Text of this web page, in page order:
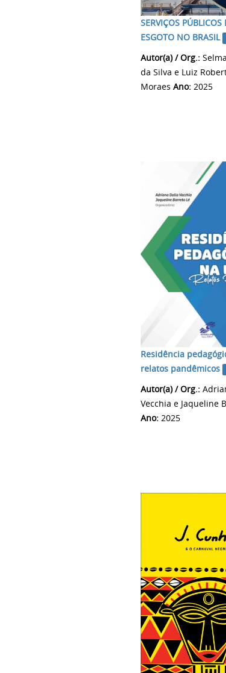
SERVIÇOS PÚBLICOS
ESGOTO NO BRASIL
Autor(a) / Org.:
da Silva e Luiz
Moraes Ano: 2025
Residência
relatos pandêmicos
Autor(a) / Org.:
Vecchia e Jaqueline
Ano: 2025